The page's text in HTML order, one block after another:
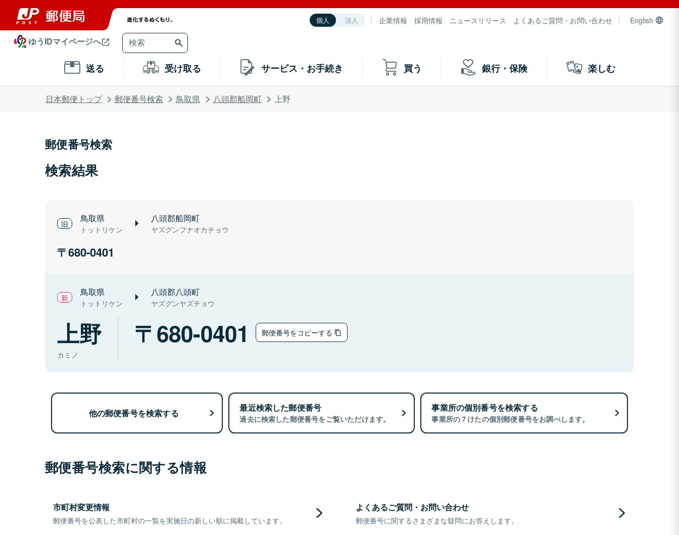
個人 法人 企業情報 採用情報 ニュースリリース よくあるご質問・お問い合わせ English
ゆうIDマイページへ
送る 受け取る サービス・お手続き 買う 銀行・保険 楽しむ
日本郵便トップ 郵便番号検索 鳥取県 八頭郡船岡町 上野
郵便番号検索
検索結果
鳥取県
トットリケン
八頭郡船岡町
ヤズグンフナオカチョウ
680-0401
鳥取県
トットリケン
八頭郡八頭町
ヤズグンヤズチョウ
上野
カミノ
680-0401 郵便番号をコピーする
他の郵便番号を検索する 最近検索した郵便番号
過去に検索した郵便番号をご覧いただけます。
事業所の個別番号を検索する
事業所の７けたの個別郵便番号をお調べします。
郵便番号検索に関する情報
市町村変更情報
郵便番号を公表した市町村の一覧を実施日の新しい順に掲載しています。
よくあるご質問・お問い合わせ
郵便番号に関するさまざまな疑問にお答えします。